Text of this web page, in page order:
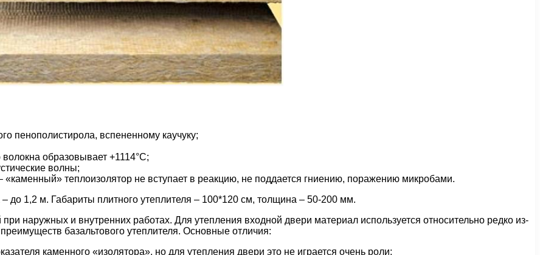
пенополистирола, вспененному каучуку;
образовывает +1114°С;
волны;
теплоизолятор не вступает в реакцию, не поддается гниению, поражению микробами.
до 1,2 м. Габариты плитного утеплителя – 100*120 см, толщина – 50-200 мм.
наружных и внутренних работах. Для утепления входной двери материал используется относительно редко из-
базальтового утеплителя. Основные отличия:
каменного «изолятора», но для утепления двери это не играется очень роли;